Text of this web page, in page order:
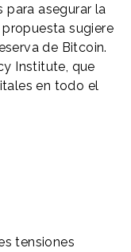
asegurar la
sugiere
de Bitcoin.
Institute, que
en todo el
tensiones